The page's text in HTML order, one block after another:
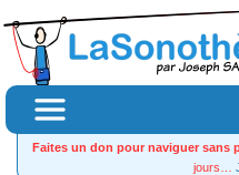
Faites un don pour naviguer sans
jours…